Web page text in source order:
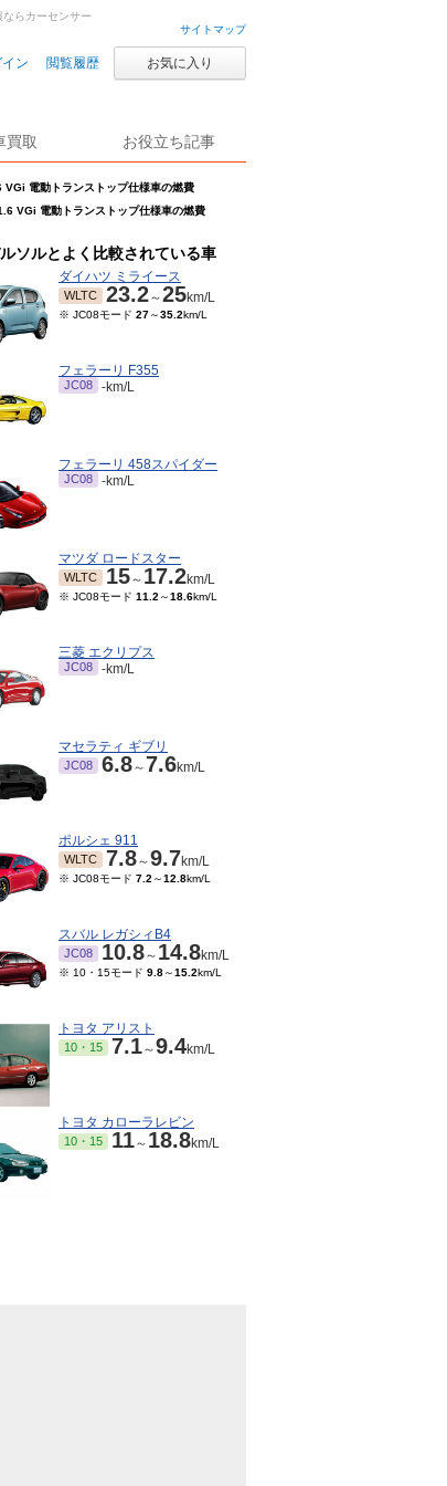
サイトマップ
イン 閲覧履歴 お気に入り
買取 お役立ち記事
VGi 電動トランストップ仕様車の燃費
VGi 電動トランストップ仕様車の燃費
らカーセンサー
ソルとよく比較されている車
ダイハツ ミライース
WLTC 23.2～25km/L
※ JC08モード 27～35.2km/L
フェラーリ F355
JC08 -km/L
フェラーリ 458スパイダー
JC08 -km/L
マツダ ロードスター
WLTC 15～ 17.2km/L
※ JC08モード 11.2 ～18.6km/L
三菱 エクリプス
JC08 -km/L
マセラティ ギブリ
JC08 6.8～7.6km/L
ポルシェ 911
WLTC 7.8～9.7km/L
※ JC08モード 7.2 ～12.8km/L
スバル レガシィB4
JC08 10.8～ 14.8km/L
※ 10・15モード 9.8～15.2km/L
トヨタ アリスト
10・15 7.1～9.4km/L
トヨタ カローラレビン
10・15 11～ 18.8km/L